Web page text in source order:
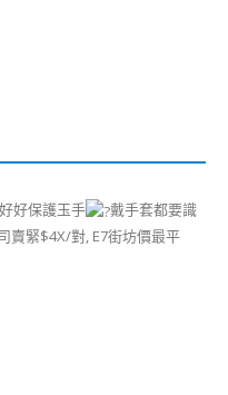
好保護玉手
戴手套都要識
賣緊$4X/對, E7街坊價最平